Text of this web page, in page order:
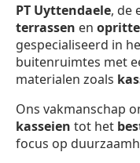
PT Uyttendaele, de
terrassen en
gespecialiseerd in
buitenruimtes met
materialen zoals
Ons vakmanschap
kasseien tot het
focus op